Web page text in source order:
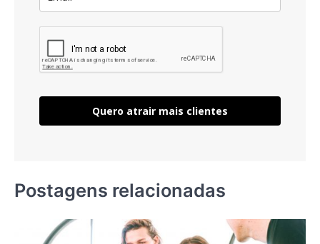
Quero atrair mais clientes
Postagens relacionadas